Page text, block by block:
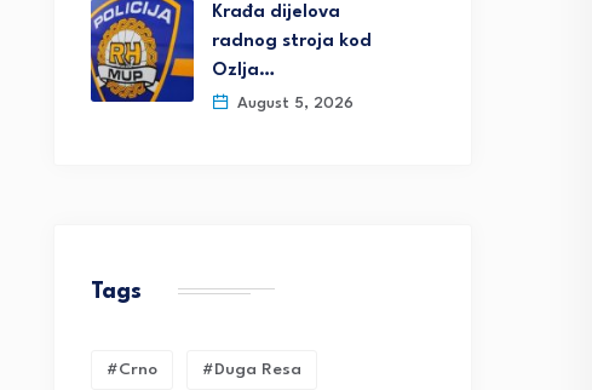
Krađa dijelova
radnog stroja kod
Ozlja…
August 5, 2026
Tags
#crno #duga Resa